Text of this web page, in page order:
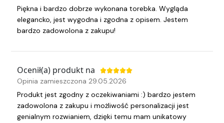
Piękna i bardzo dobrze wykonana torebka. Wygląda
elegancko, jest wygodna i zgodna z opisem. Jestem
bardzo zadowolona z zakupu!
Ocenił(a) produkt na
Opinia zamieszczona 29.05.2026
Produkt jest zgodny z oczekiwaniami :) bardzo jestem
zadowolona z zakupu i możliwość personalizacji jest
genialnym rozwianiem, dzięki temu mam unikatowy